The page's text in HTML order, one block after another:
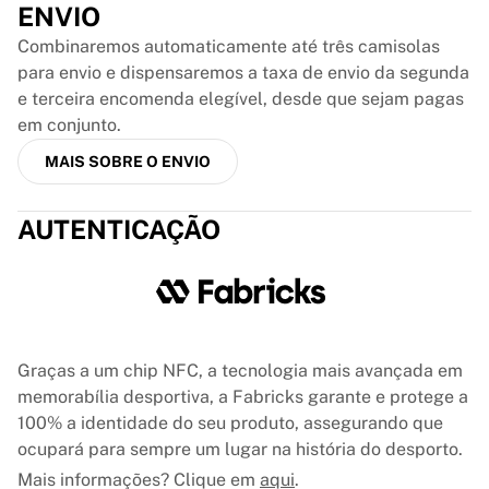
France Rugby
Gloucester Rugby
Bath Rugby
ASM Clermont Auvergne
Harlequins
Ver tudo sobre râguebi
Críquete
Delhi Capitals
Ver tudo sobre críquete
Aalborg Pirates
Tre Kronor
NHL Alumni
Ver tudo sobre hóquei no gelo
ENVIO
Combinaremos automaticamente até três camisolas
para envio e dispensaremos a taxa de envio da segunda
e terceira encomenda elegível, desde que sejam pagas
em conjunto.
MAIS SOBRE O ENVIO
AUTENTICAÇÃO
Graças a um chip NFC, a tecnologia mais avançada em
memorabília desportiva, a Fabricks garante e protege a
100% a identidade do seu produto, assegurando que
ocupará para sempre um lugar na história do desporto.
Mais informações? Clique em aqui.